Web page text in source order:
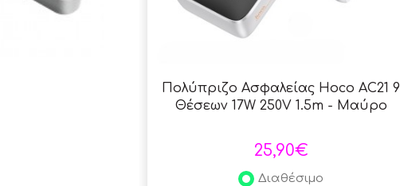
Πολύπριζο Ασφαλείας Hoco AC21 9
Θέσεων 17W 250V 1.5m - Μαύρο
25,90€
Διαθέσιμο